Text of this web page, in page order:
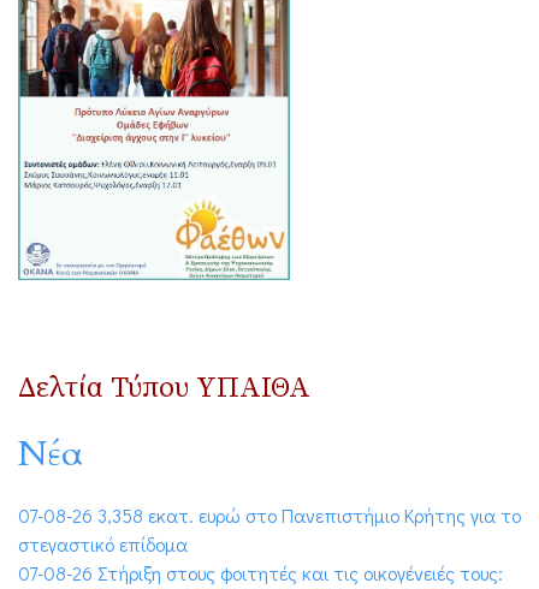
Δελτία Τύπου ΥΠΑΙΘΑ
Νέα
07-08-26 3,358 εκατ. ευρώ στο Πανεπιστήμιο Κρήτης για το
στεγαστικό επίδομα
07-08-26 Στήριξη στους φοιτητές και τις οικογένειές τους: